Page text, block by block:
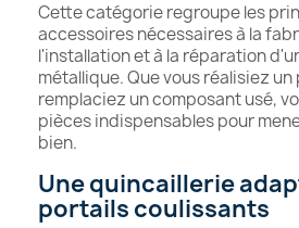
Cette catégorie regroupe les
accessoires nécessaires à la
l'installation et à la réparation
métallique. Que vous réalisiez
remplaciez un composant usé,
pièces indispensables pour
bien.
Une quincaillerie
portails coulissants